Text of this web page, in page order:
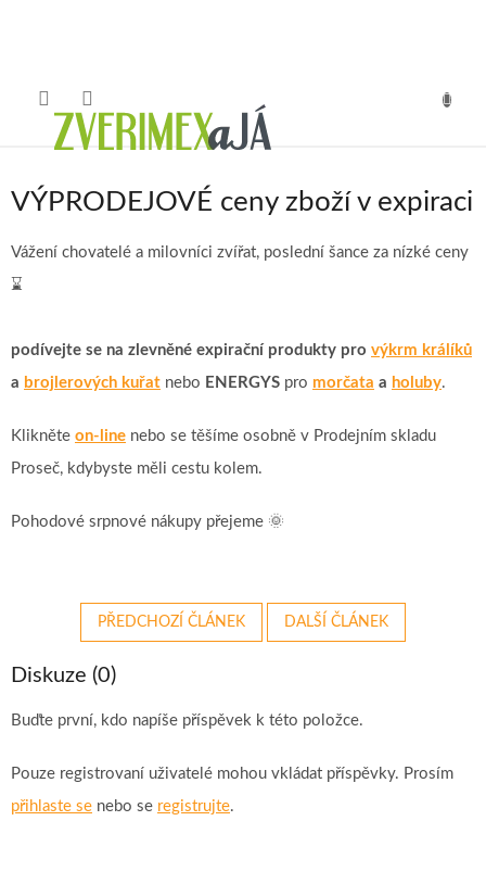
VÝPRODEJOVÉ ceny zboží v expiraci
Vážení chovatelé a milovníci zvířat, poslední šance za nízké ceny
⌛
podívejte se na zlevněné expirační produkty pro výkrm králíků
a brojlerových kuřat nebo ENERGYS pro morčata a holuby.
Klikněte on-line nebo se těšíme osobně v Prodejním skladu
Proseč, kdybyste měli cestu kolem.
Pohodové srpnové nákupy přejeme 🌞
PŘEDCHOZÍ ČLÁNEK DALŠÍ ČLÁNEK
Diskuze (0)
Buďte první, kdo napíše příspěvek k této položce.
Pouze registrovaní uživatelé mohou vkládat příspěvky. Prosím
přihlaste se nebo se registrujte.